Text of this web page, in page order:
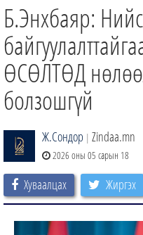
ӨГЛӨӨНИЙ СОНИН
АУДИО ЗОХИОЛ
ЗИНДАА СЭТГҮҮЛ
Б.Энхбаяр:
ӨСӨЛТӨД
болзошгүй
Ж.Сондор | Zindaa.mn
2026 оны 05 сарын 18
Хуваалцах Жиргэх